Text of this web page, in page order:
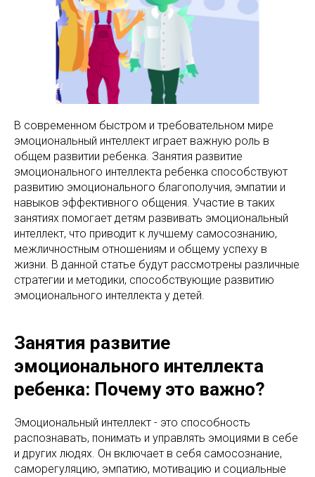
В современном быстром и требовательном мире
эмоциональный интеллект играет важную роль в
общем развитии ребенка. Занятия развитие
эмоционального интеллекта ребенка способствуют
развитию эмоционального благополучия, эмпатии и
навыков эффективного общения. Участие в таких
занятиях помогает детям развивать эмоциональный
интеллект, что приводит к лучшему самосознанию,
межличностным отношениям и общему успеху в
жизни. В данной статье будут рассмотрены различные
стратегии и методики, способствующие развитию
эмоционального интеллекта у детей.
Занятия развитие
эмоционального интеллекта
ребенка: Почему это важно?
Эмоциональный интеллект - это способность
распознавать, понимать и управлять эмоциями в себе
и других людях. Он включает в себя самосознание,
саморегуляцию, эмпатию, мотивацию и социальные